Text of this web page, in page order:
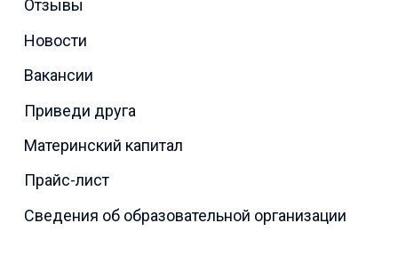
Отзывы
Новости
Вакансии
Приведи друга
Материнский капитал
Прайс-лист
Сведения об образовательной организации